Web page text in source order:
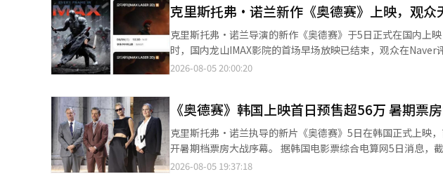
表示将进一步扩大今年规模达15000亿韩元的融资、担保、基
资。 此次工作报告的重点是内容IP的获取。随着韩流内容的增长，带动了美容、食品、旅游等相关产业的出口，政府
希望通过提高K-内容的竞争力，最大化增长效应。 李在明总统也表示：“文化将成为一个产业”，并指出：“虽然
K-POP等现象已经显现，但这还不够。需要对文化艺术领域进行细致的支持。” 为此，
制作费用的支持，以改善国内内容IP流向海外OTT平台的结构
副部长金英洙在前一天的简报中表示：“将辛苦打造的内容IP
来看将导致致命后果。”他表示，将以IP获取为条件来支持
海外拓展和全球发行，包括格式本地化、配音和字幕质量的提升。 电影产业的支持也将进一步加强。政府将
影制作的支持，同时增加国际共同制作，拓宽海外拓展的基
与的“吕米埃尔峰会”，以支持韩国电影的海外拓展。 关于电影在影院上映后到OTT公开之间设定一定时间的制度
克里斯托弗·诺兰新作《奥德赛》上映，观众
克里斯托弗·诺兰导演的新作《奥德赛》于5日正式在国内上映，首
时，国内龙山IMAX影院的首场早场放映已结束，观众在Naver评论中纷纷给予好评。
兰+马特·达蒙=满分”、“再次感谢生活在诺兰的时代”、“
有观众指出，若对原作了解过于详细，可能会对某些压缩的情节感到遗憾。 观众A表示：“荷
是从故事中间开始，通过回忆的方式展开”，并称“如果自然
美国以70mm IMAX观看电影的观众B表示：“在上映前就有
的核心最终还是故事和信息。” 他补充道：“如果附近没有大型IMAX影院，或者难以前往，普通影院观看也完全没
有问题”，但他强调：“如果想共同体验奥德修斯的航行，
2026-08-05 20:00:20
《奥德赛》韩国上映首日预售超56万 暑期票
克里斯托弗·诺兰执导的新片《奥德赛》5日在韩国正式上映
开暑期档票房大战序幕。 据韩国电影票综合电算网5日消息，截至当天上午7时，《奥德赛》预售率达47.1%，以明显
优势超过《蜘蛛侠：崭新之日》的33.2%，位居预售榜首。预
2026-08-05 19:37:18